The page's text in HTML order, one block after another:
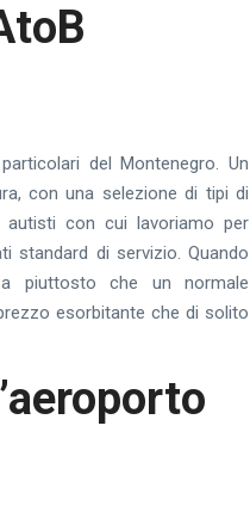
del Montenegro. Un
con una selezione di tipi di
con cui lavoriamo per
standard di servizio. Quando
piuttosto che un normale
esorbitante che di solito